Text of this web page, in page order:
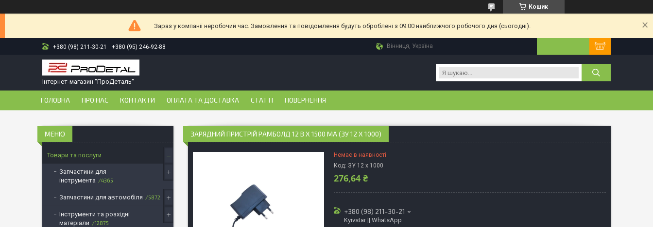
Кошик
Зараз у компанії неробочий час. Замовлення та повідомлення будуть оброблені з 09:00 найближчого робочого дня (сьогодні).
+380 (98) 211-30-21 +380 (95) 246-92-88 Вінниця, Україна
Інтернет-магазин "ПроДеталь"
ГОЛОВНА ПРО НАС КОНТАКТИ ОПЛАТА ТА ДОСТАВКА СТАТТІ ПОВЕРНЕННЯ
ЗАРЯДНИЙ ПРИСТРІЙ РАМБОЛД 12 В X 1500 МА (ЗУ 12 X 1000)
Немає в наявності
Код: ЗУ 12 x 1000
276,64 ₴
+380 (98) 211-30-21
Kyivstar || WhatsApp
Товари та послуги
Запчастини для
інструмента
4365
Запчастини для автомобіля 5872
Інструменти та розхідні
матеріали
12875